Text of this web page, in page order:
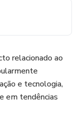
relacionado ao
e tecnologia,
em tendências